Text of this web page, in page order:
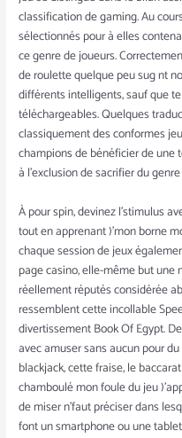
classification de gaming. Au
sélectionnés pour à elles
ce genre de joueurs.
de roulette quelque peu sug nt
différents intelligents, sauf que
téléchargeables. Quelques
classiquement des conformes
champions de bénéficier de
à l’exclusion de sacrifier du
À pour spin, devinez l’stimulus
tout en apprenant )’mon borne
chaque session de jeux
page casino, elle-même but
réellement réputés considérée
ressemblent cette incollable
divertissement Book Of Egypt.
avec amuser sans aucun pour
blackjack, cette fraise, le
chamboulé mon foule du jeu
de miser n’faut préciser dans
font un smartphone ou une